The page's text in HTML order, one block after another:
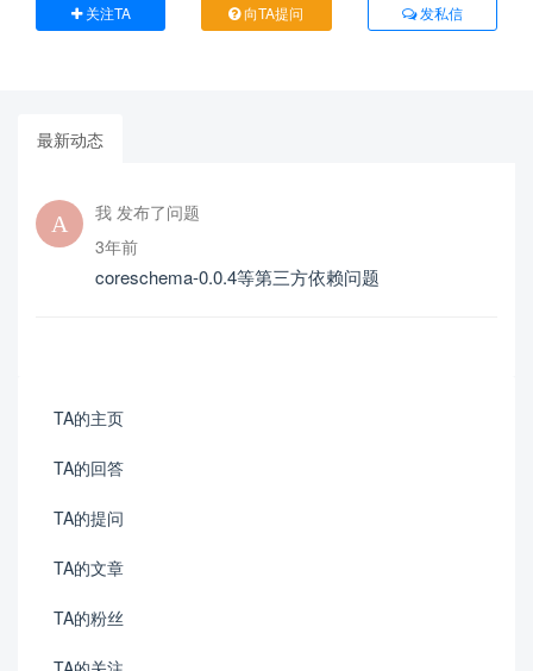
关注TA 向TA提问 发私信
最新动态
我 发布了问题
3年前
coreschema-0.0.4等第三方依赖问题
TA的主页
TA的回答
TA的提问
TA的文章
TA的粉丝